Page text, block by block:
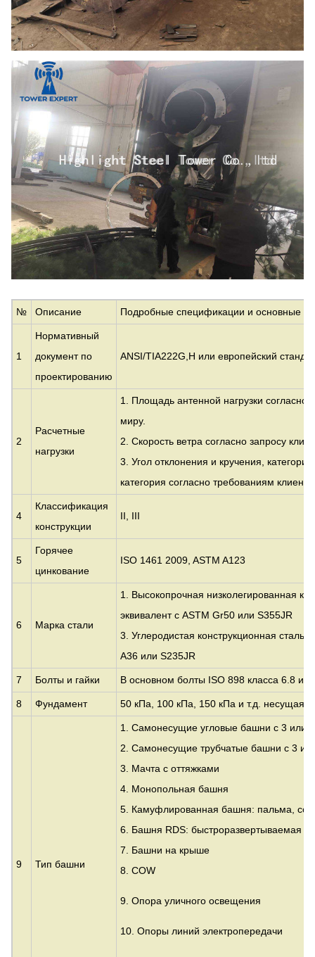
№ Описание Подробные спецификации и основные
1
Нормативный
документ по
проектированию
ANSI/TIA222G,H или европейский
2
Расчетные
нагрузки
1. Площадь антенной нагрузки согласно
миру.
2. Скорость ветра согласно запросу
3. Угол отклонения и кручения,
категория согласно требованиям
4
Классификация
конструкции
II, III
5
Горячее
цинкование
ISO 1461 2009, ASTM A123
6 Марка стали
1. Высокопрочная низколегированная
эквивалент с ASTM Gr50 или S355JR
3. Углеродистая конструкционная сталь:
A36 или S235JR
7 Болты и гайки В основном болты ISO 898 класса 6.8 и
8 Фундамент 50 кПа, 100 кПа, 150 кПа и т.д. несущая
9 Тип башни
1. Самонесущие угловые башни с 3 или
2. Самонесущие трубчатые башни с 3
3. Мачта с оттяжками
4. Монопольная башня
5. Камуфлированная башня: пальма,
6. Башня RDS: быстроразвертываемая
7. Башни на крыше
8. COW
9. Опора уличного освещения
10. Опоры линий электропередачи